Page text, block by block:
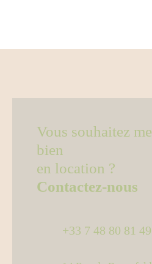
Vous souhaitez
bien
en location ?
Contactez-nous
+33 7 48 80 81 49